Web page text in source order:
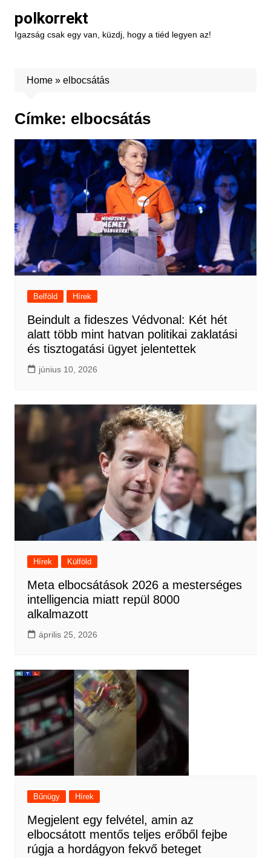
content
polkorrekt
Igazság csak egy van, küzdj, hogy a tiéd legyen az!
Home» elbocsátás
Címke: elbocsátás
Belföld Hírek
Beindult a fideszes Védvonal: Két hét
alatt több mint hatvan politikai zaklatási
és tisztogatási ügyet jelentettek
június 10, 2026
Hírek Külföld
Meta elbocsátások 2026 a mesterséges
intelligencia miatt repül 8000
alkalmazott
április 25, 2026
Bűnügy Hírek
Megjelent egy felvétel, amin az
elbocsátott mentős teljes erőből fejbe
rúgja a hordágyon fekvő beteget